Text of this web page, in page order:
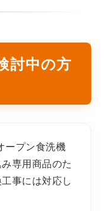
討中の方
ープン食洗機
専用商品のた
事には対応し